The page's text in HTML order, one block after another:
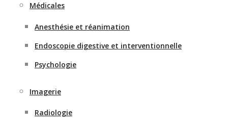
Médicales
Anesthésie et réanimation
Endoscopie digestive et interventionnelle
Psychologie
Imagerie
Radiologie